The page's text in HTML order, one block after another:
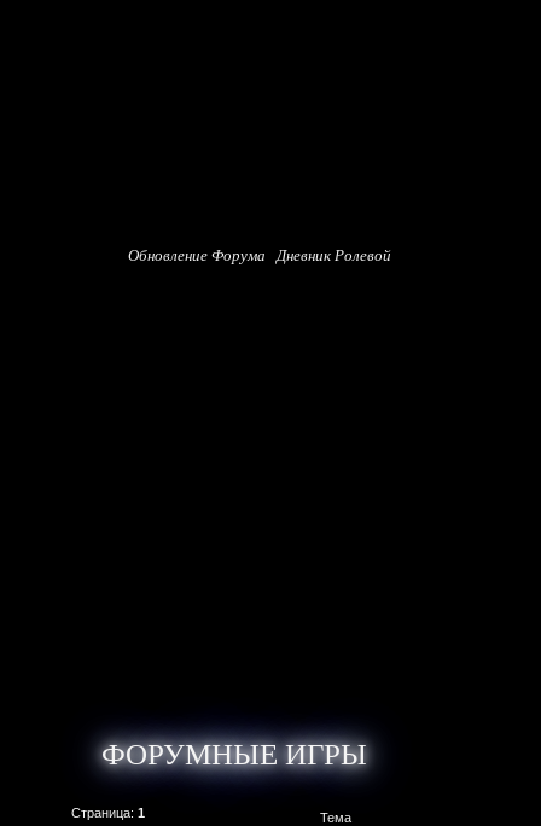
Обновление Форума Дневник Ролевой
ФОРУМНЫЕ ИГРЫ
Страница: 1
Тема